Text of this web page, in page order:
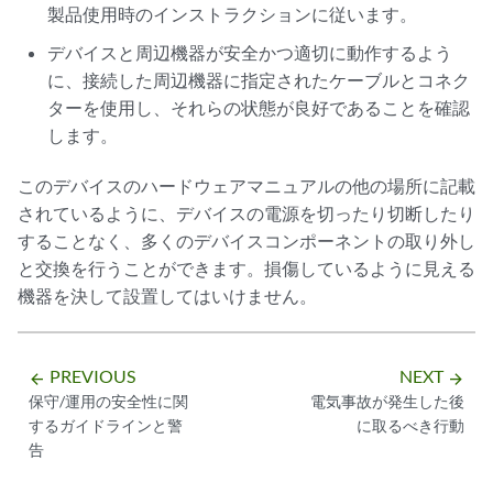
製品使用時のインストラクションに従います。
デバイスと周辺機器が安全かつ適切に動作するよう
に、接続した周辺機器に指定されたケーブルとコネク
ターを使用し、それらの状態が良好であることを確認
します。
このデバイスのハードウェアマニュアルの他の場所に記載
されているように、デバイスの電源を切ったり切断したり
することなく、多くのデバイスコンポーネントの取り外し
と交換を行うことができます。損傷しているように見える
機器を決して設置してはいけません。
arrow_backward PREVIOUS
保守/運用の安全性に関
するガイドラインと警
告
NEXT arrow_forward
電気事故が発生した後
に取るべき行動